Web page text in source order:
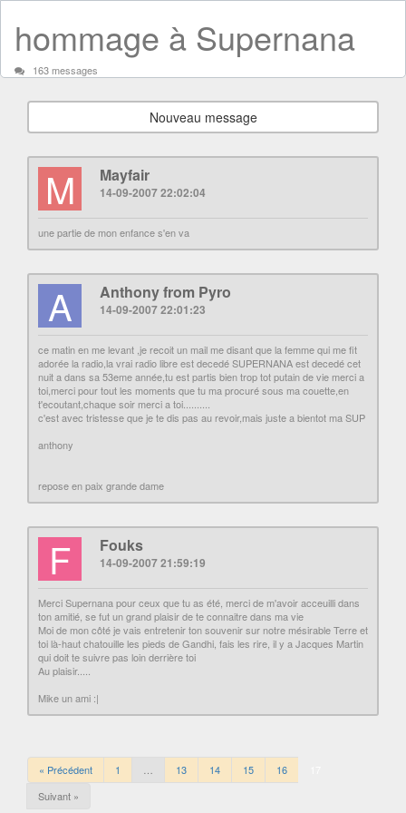
hommage à Supernana
163 messages
Nouveau message
M Mayfair
14-09-2007 22:02:04
une partie de mon enfance s'en va
A Anthony from Pyro
14-09-2007 22:01:23
ce matin en me levant ,je recoit un mail me disant que la femme qui me fit
adorée la radio,la vrai radio libre est decedé SUPERNANA est decedé cet
nuit a dans sa 53eme année,tu est partis bien trop tot putain de vie merci a
toi,merci pour tout les moments que tu ma procuré sous ma couette,en
t'ecoutant,chaque soir merci a toi..........
c'est avec tristesse que je te dis pas au revoir,mais juste a bientot ma SUP
anthony
repose en paix grande dame
F Fouks
14-09-2007 21:59:19
Merci Supernana pour ceux que tu as été, merci de m'avoir acceuilli dans
ton amitié, se fut un grand plaisir de te connaitre dans ma vie
Moi de mon côté je vais entretenir ton souvenir sur notre mésirable Terre et
toi là-haut chatouille les pieds de Gandhi, fais les rire, il y a Jacques Martin
qui doit te suivre pas loin derrière toi
Au plaisir.....
Mike un ami :|
« Précédent 1 13 14 15 16
Suivant »